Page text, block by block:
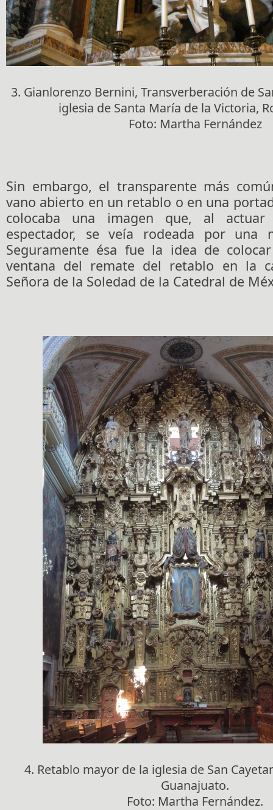
3. Gianlorenzo Bernini, Transverberación de
iglesia de Santa María de la Victoria,
Foto: Martha Fernández
Sin embargo, el transparente más
vano abierto en un retablo o en una
colocaba una imagen que, al
espectador, se veía rodeada por una
Seguramente ésa fue la idea de
ventana del remate del retablo en la
Señora de la Soledad de la Catedral de
4. Retablo mayor de la iglesia de San
Guanajuato.
Foto: Martha Fernández.